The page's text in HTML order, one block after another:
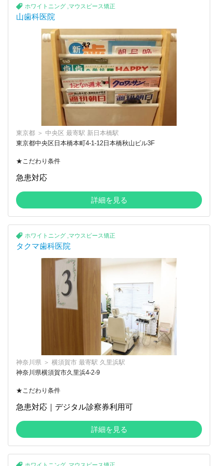
ホワイトニング ,マウスピース矯正
山歯科医院
東京都 ＞ 中央区 最寄駅 新日本橋駅
東京都中央区日本橋本町4-1-12日本橋秋山ビル3F
★こだわり条件
急患対応
詳細を見る
ホワイトニング ,マウスピース矯正
タクマ歯科医院
神奈川県 ＞ 横須賀市 最寄駅 久里浜駅
神奈川県横須賀市久里浜4-2-9
★こだわり条件
急患対応｜デジタル診察券利用可
詳細を見る